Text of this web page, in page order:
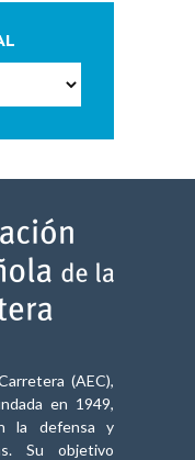
(AEC),
en 1949,
la defensa y
Su objetivo